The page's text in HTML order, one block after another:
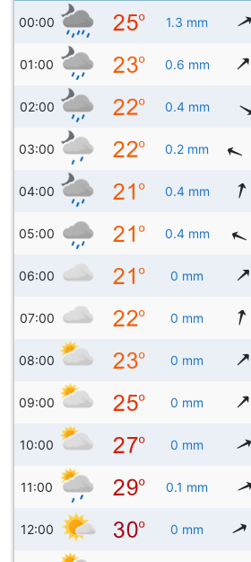
00:00 1.3 mm
01:00 0.6 mm
02:00 0.4 mm
03:00 0.2 mm
04:00 0.4 mm
05:00 0.4 mm
06:00 0 mm
07:00 0 mm
08:00 0 mm
09:00 0 mm
10:00 0 mm
11:00 0.1 mm
12:00 0 mm